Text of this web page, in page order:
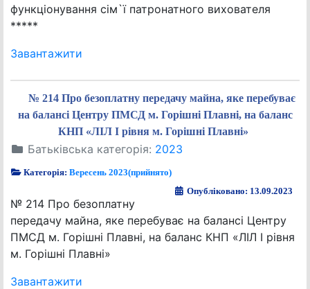
функціонування сім`ї патронатного вихователя
*****
Завантажити
№ 214 Про безоплатну передачу майна, яке перебуває
на балансі Центру ПМСД м. Горішні Плавні, на баланс
КНП «ЛІЛ І рівня м. Горішні Плавні»
Батьківська категорія: 2023
Категорія:Вересень 2023(прийнято)
Опубліковано: 13.09.2023
№ 214 Про безоплатну
передачу майна, яке перебуває на балансі Центру
ПМСД м. Горішні Плавні, на баланс КНП «ЛІЛ І рівня
м. Горішні Плавні»
Завантажити